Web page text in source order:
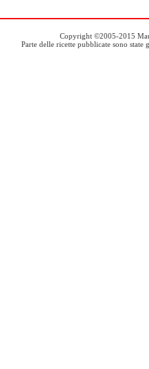
Copyright ©2005-2015
Parte delle ricette pubblicate sono state